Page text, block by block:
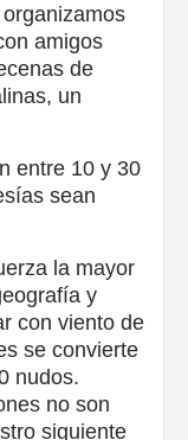
amigos
de
un
entre 10 y 30
sean
la mayor
y
con viento de
se convierte
nudos.
no son
siguiente